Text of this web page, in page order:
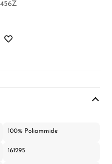
100% Poliammide
161295